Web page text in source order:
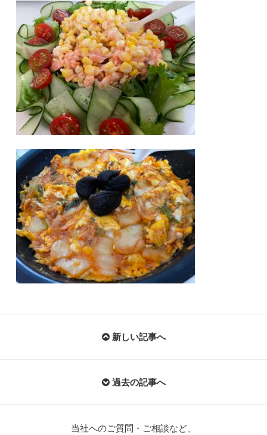
新しい記事へ
過去の記事へ
当社へのご質問・ご相談など、